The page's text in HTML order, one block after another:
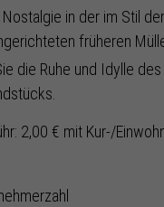
in der im Stil
früheren
die Ruhe und Idylle
2,00 € mit Kur-/